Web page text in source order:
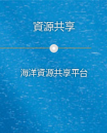
資源共享
海洋資源共享平台